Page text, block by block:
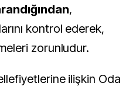
,
kontrol ederek,
zorunludur.
ilişkin Oda